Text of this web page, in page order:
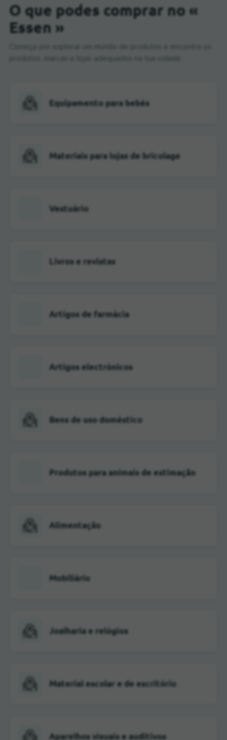
O que podes comprar no «
Essen »
Equipamento para bebés
Materiais para lojas de bricolage
Vestuário
Livros e revistas
Artigos de farmácia
Artigos electrónicos
Bens de uso doméstico
Produtos para animais de estimação
Alimentação
Mobiliário
Joalharia e relógios
Material escolar e de escritório
Aparelhos visuais e auditivos